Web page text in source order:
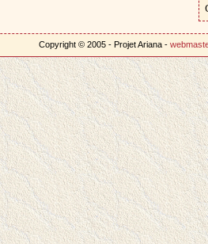
Copyright © 2005 - Projet Ariana -